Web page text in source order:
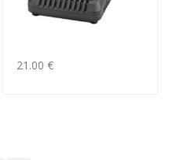
21.00 €